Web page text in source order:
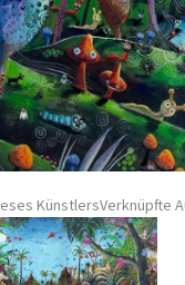
KünstlersVerknüpfte